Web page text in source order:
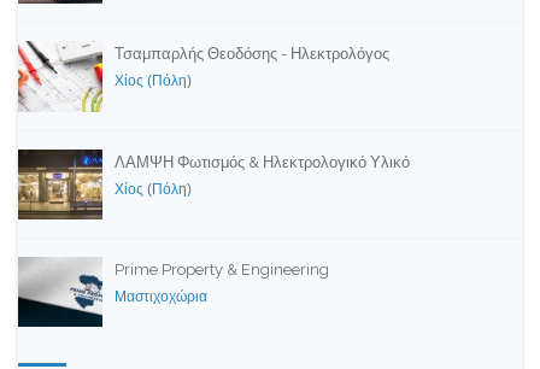
Τσαμπαρλής Θεοδόσης - Ηλεκτρολόγος
Χίος (Πόλη)
ΛΑΜΨΗ Φωτισμός & Ηλεκτρολογικό Υλικό
Χίος (Πόλη)
Prime Property & Engineering
Μαστιχοχώρια